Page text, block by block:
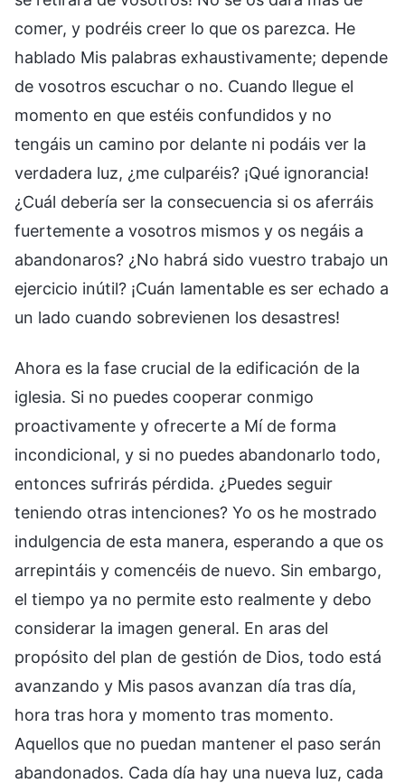
comer, y podréis creer lo que os parezca. He
hablado Mis palabras exhaustivamente; depende
de vosotros escuchar o no. Cuando llegue el
momento en que estéis confundidos y no
tengáis un camino por delante ni podáis ver la
verdadera luz, ¿me culparéis? ¡Qué ignorancia!
¿Cuál debería ser la consecuencia si os aferráis
fuertemente a vosotros mismos y os negáis a
abandonaros? ¿No habrá sido vuestro trabajo un
ejercicio inútil? ¡Cuán lamentable es ser echado a
un lado cuando sobrevienen los desastres!
Ahora es la fase crucial de la edificación de la
iglesia. Si no puedes cooperar conmigo
proactivamente y ofrecerte a Mí de forma
incondicional, y si no puedes abandonarlo todo,
entonces sufrirás pérdida. ¿Puedes seguir
teniendo otras intenciones? Yo os he mostrado
indulgencia de esta manera, esperando a que os
arrepintáis y comencéis de nuevo. Sin embargo,
el tiempo ya no permite esto realmente y debo
considerar la imagen general. En aras del
propósito del plan de gestión de Dios, todo está
avanzando y Mis pasos avanzan día tras día,
hora tras hora y momento tras momento.
Aquellos que no puedan mantener el paso serán
abandonados. Cada día hay una nueva luz, cada